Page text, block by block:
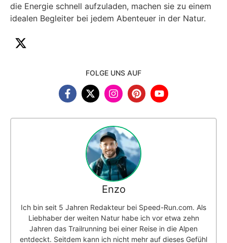
die Energie schnell aufzuladen, machen sie zu einem
idealen Begleiter bei jedem Abenteuer in der Natur.
FOLGE UNS AUF
Enzo
Ich bin seit 5 Jahren Redakteur bei Speed-Run.com. Als
Liebhaber der weiten Natur habe ich vor etwa zehn
Jahren das Trailrunning bei einer Reise in die Alpen
entdeckt. Seitdem kann ich nicht mehr auf dieses Gefühl